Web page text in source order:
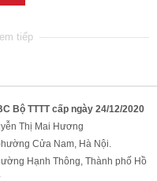
Bộ TTTT cấp ngày 24/12/2020
Thị Mai Hương
Cửa Nam, Hà Nội.
Hạnh Thông, Thành phố Hồ